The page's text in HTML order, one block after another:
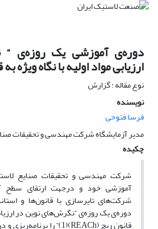
دوره‌ی آموزشی یک روزه‌ی
ارزیابی مواد اولیه با نگاه ویژه
نوع مقاله : گزارش
نویسنده
فرسا فتوحی
مدیر آزمایشگاه شرکت مهندسی و تحقیقات
چکیده
شرکت مهندسی و تحقیقات صنایع
آموزشی خود و درجهت ارتقای سطح
شرکت‌های تایرسازی با قانون‌ها و
دوره‌ی یک روزه‌ی “نگرش‌های نوین در